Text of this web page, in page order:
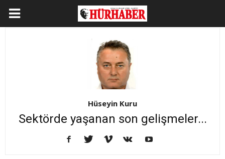
Hüseyin Kuru
Sektörde yaşanan son gelişmeler...